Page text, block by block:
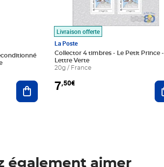
Ajouter au panier
Livraison offerte
La Poste
Collector 4 timbres - Le Petit Prince -
Lettre Verte
20g / France
7,50€
également aimer